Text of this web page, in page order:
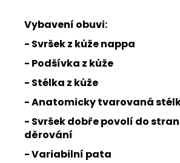
Vybavení obuvi:
- Svršek z kůže nappa
- Podšívka z kůže
- Stélka z kůže
- Anatomicky tvarovaná
- Svršek dobře povolí do
děrování
- Variabilní pata